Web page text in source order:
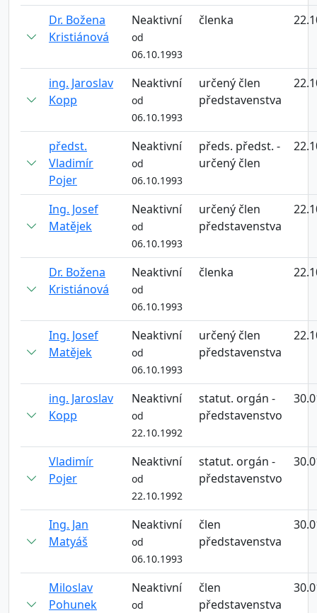
Dr. Božena
Kristiánová
Neaktivní
od
06.10.1993
členka
ing. Jaroslav
Kopp
Neaktivní
od
06.10.1993
určený člen
představenstva
předst.
Vladimír
Pojer
Neaktivní
od
06.10.1993
předs. předst. -
určený člen
Ing. Josef
Matějek
Neaktivní
od
06.10.1993
určený člen
představenstva
Dr. Božena
Kristiánová
Neaktivní
od
06.10.1993
členka
Ing. Josef
Matějek
Neaktivní
od
06.10.1993
určený člen
představenstva
ing. Jaroslav
Kopp
Neaktivní
od
22.10.1992
statut. orgán -
představenstvo
Vladimír
Pojer
Neaktivní
od
22.10.1992
statut. orgán -
představenstvo
Ing. Jan
Matyáš
Neaktivní
od
06.10.1993
člen
představenstva
Miloslav
Pohunek
Neaktivní
od
člen
představenstva